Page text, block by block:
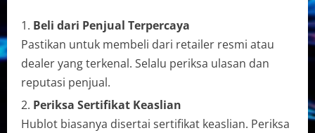
Beli dari Penjual Terpercaya
Pastikan untuk membeli dari retailer resmi atau
dealer yang terkenal. Selalu periksa ulasan dan
reputasi penjual.
Periksa Sertifikat Keaslian
Hublot biasanya disertai sertifikat keaslian. Periksa